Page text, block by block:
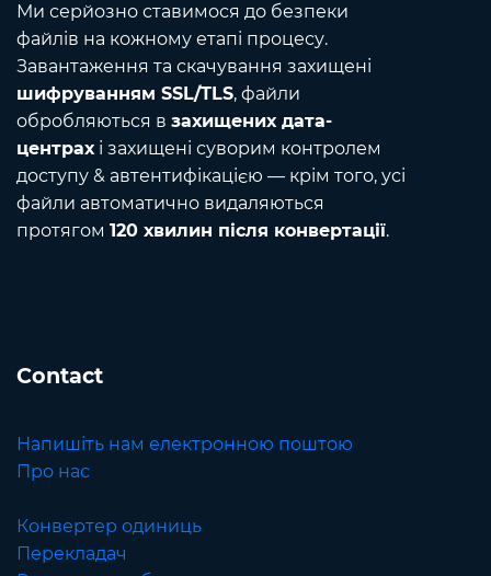
Ми серйозно ставимося до безпеки
файлів на кожному етапі процесу.
Завантаження та скачування захищені
шифруванням SSL/TLS, файли
обробляються в захищених дата-
центрахі захищені суворим контролем
доступу & автентифікацією — крім того, усі
файли автоматично видаляються
протягом 120 хвилин після конвертації.
Contact
Напишіть нам електронною поштою
Про нас
Конвертер одиниць
Перекладач